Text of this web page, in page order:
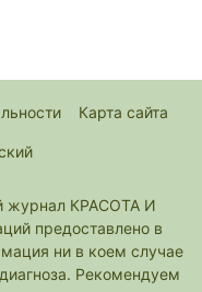
Карта сайта
журнал КРАСОТА И
предоставлено в
ни в коем случае
Рекомендуем